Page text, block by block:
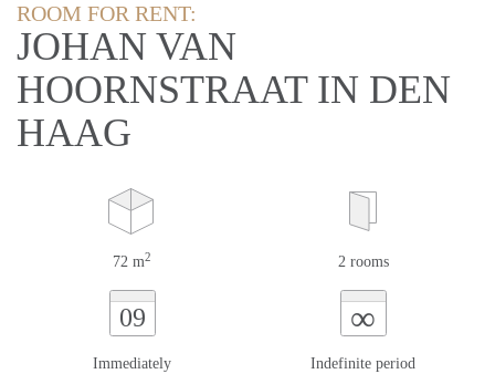
ROOM FOR RENT:
JOHAN VAN
HOORNSTRAAT IN DEN
HAAG
72 m2 2 rooms
09
Immediately
∞
Indefinite period